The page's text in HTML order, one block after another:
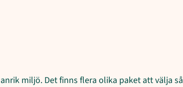
miljö. Det finns flera olika paket att välja så